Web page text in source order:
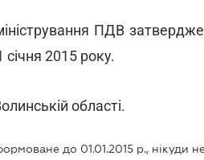
ПДВ
2015 року.
області.